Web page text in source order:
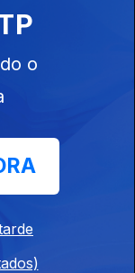
16 jun. 2021
o